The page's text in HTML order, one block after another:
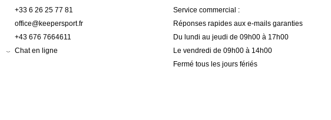
+33 6 26 25 77 81
office@keepersport.fr
+43 676 7664611
Chat en ligne
Service commercial :
Réponses rapides aux e-mails garanties
Du lundi au jeudi de 09h00 à 17h00
Le vendredi de 09h00 à 14h00
Fermé tous les jours fériés